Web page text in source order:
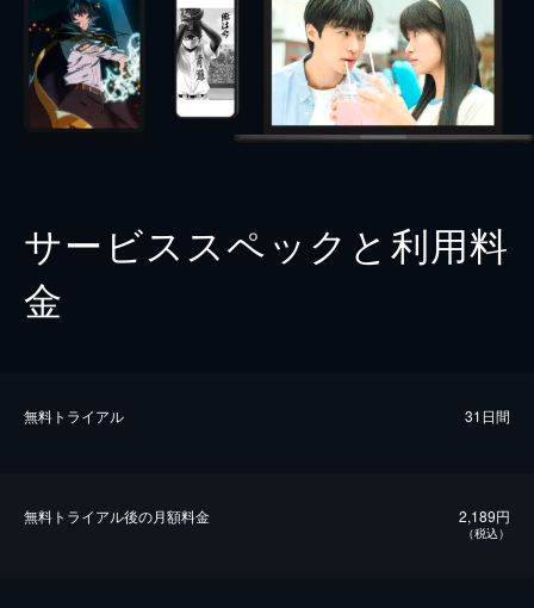
サービススペックと利用料
金
無料トライアル 31日間
無料トライアル後の⽉額料金 2,189円
（税込）